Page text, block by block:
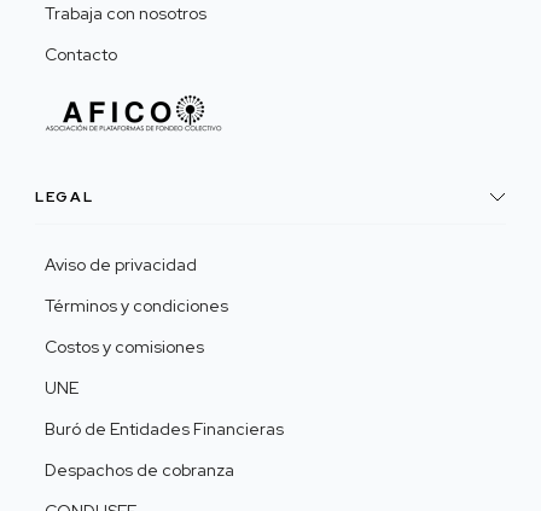
Trabaja con nosotros
Contacto
LEGAL
Aviso de privacidad
Términos y condiciones
Costos y comisiones
UNE
Buró de Entidades Financieras
Despachos de cobranza